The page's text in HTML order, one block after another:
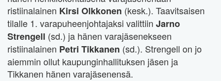
ristiinalainen Kirsi Olkkonen (kesk.). Taavitsaisen
tilalle 1. varapuheenjohtajaksi valittiin Jarno
Strengell (sd.) ja hänen varajäsenekseen
ristiinalainen Petri Tikkanen (sd.). Strengell on jo
aiemmin ollut kaupunginhallituksen jäsen ja
Tikkanen hänen varajäsenensä.